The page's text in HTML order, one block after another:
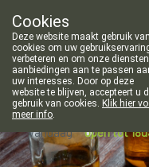
Vandaag open tot
Cookies
Deze website maakt gebruik van
cookies om uw
verbeteren en om onze
aanbiedingen aan te passen
uw interesses. Door op deze
website te blijven, accepteert u
gebruik van cookies. Klik hier
meer info.